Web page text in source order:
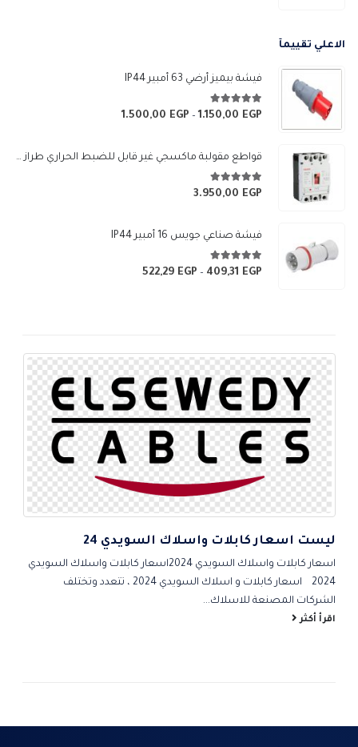
الاعلي تقييمآ
فيشة بيميز أرضي 63 أمبير IP44
5.00 من 5
1.150,00 EGP
–
1.500,00 EGP
من
قواطع مقولبة ماكسجي غير قابل للضبط الحراري طراز (SGM3-250L)
5.00 من 5
3.950,00 EGP
فيشة صناعي جويس 16 أمبير IP44
5.00 من 5
409,31 EGP
–
522,29 EGP
نطاق
ليست اسعار كابلات واسلاك السويدي 24
اسعار كابلات واسلاك السويدي 2024اسعار كابلات واسلاك السويدي
2024 اسعار كابلات و اسلاك السويدي 2024 ، تتعدد وتختلف
الشركات المصنعة للاسلاك...
اقرأ أكثر